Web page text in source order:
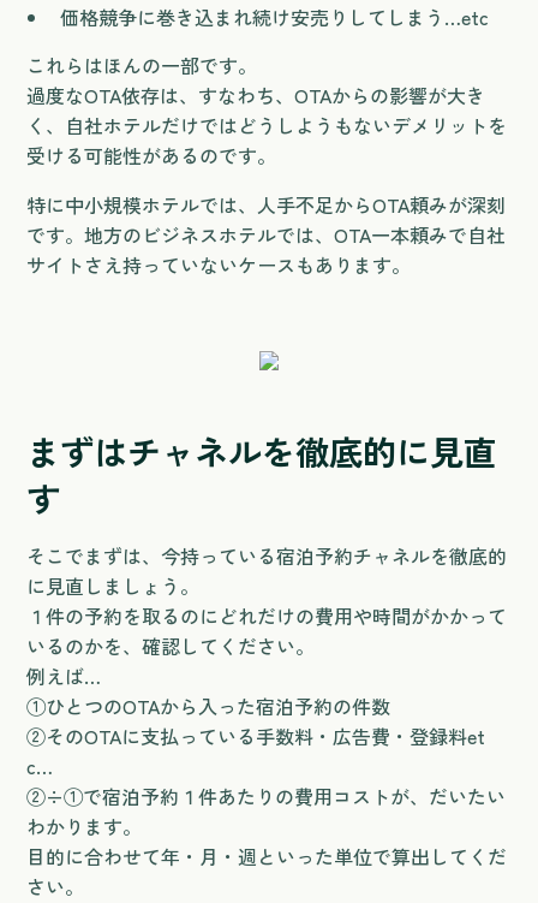
価格競争に巻き込まれ続け安売りしてしまう…etc
これらはほんの一部です。
過度なOTA依存は、すなわち、OTAからの影響が大き
く、自社ホテルだけではどうしようもないデメリットを
受ける可能性があるのです。
特に中小規模ホテルでは、人手不足からOTA頼みが深刻
です。地方のビジネスホテルでは、OTA一本頼みで自社
サイトさえ持っていないケースもあります。
まずはチャネルを徹底的に見直
す
そこでまずは、今持っている宿泊予約チャネルを徹底的
に見直しましょう。
１件の予約を取るのにどれだけの費用や時間がかかって
いるのかを、確認してください。
例えば…
①ひとつのOTAから入った宿泊予約の件数
②そのOTAに支払っている手数料・広告費・登録料et
c…
②÷①で宿泊予約１件あたりの費用コストが、だいたい
わかります。
目的に合わせて年・月・週といった単位で算出してくだ
さい。